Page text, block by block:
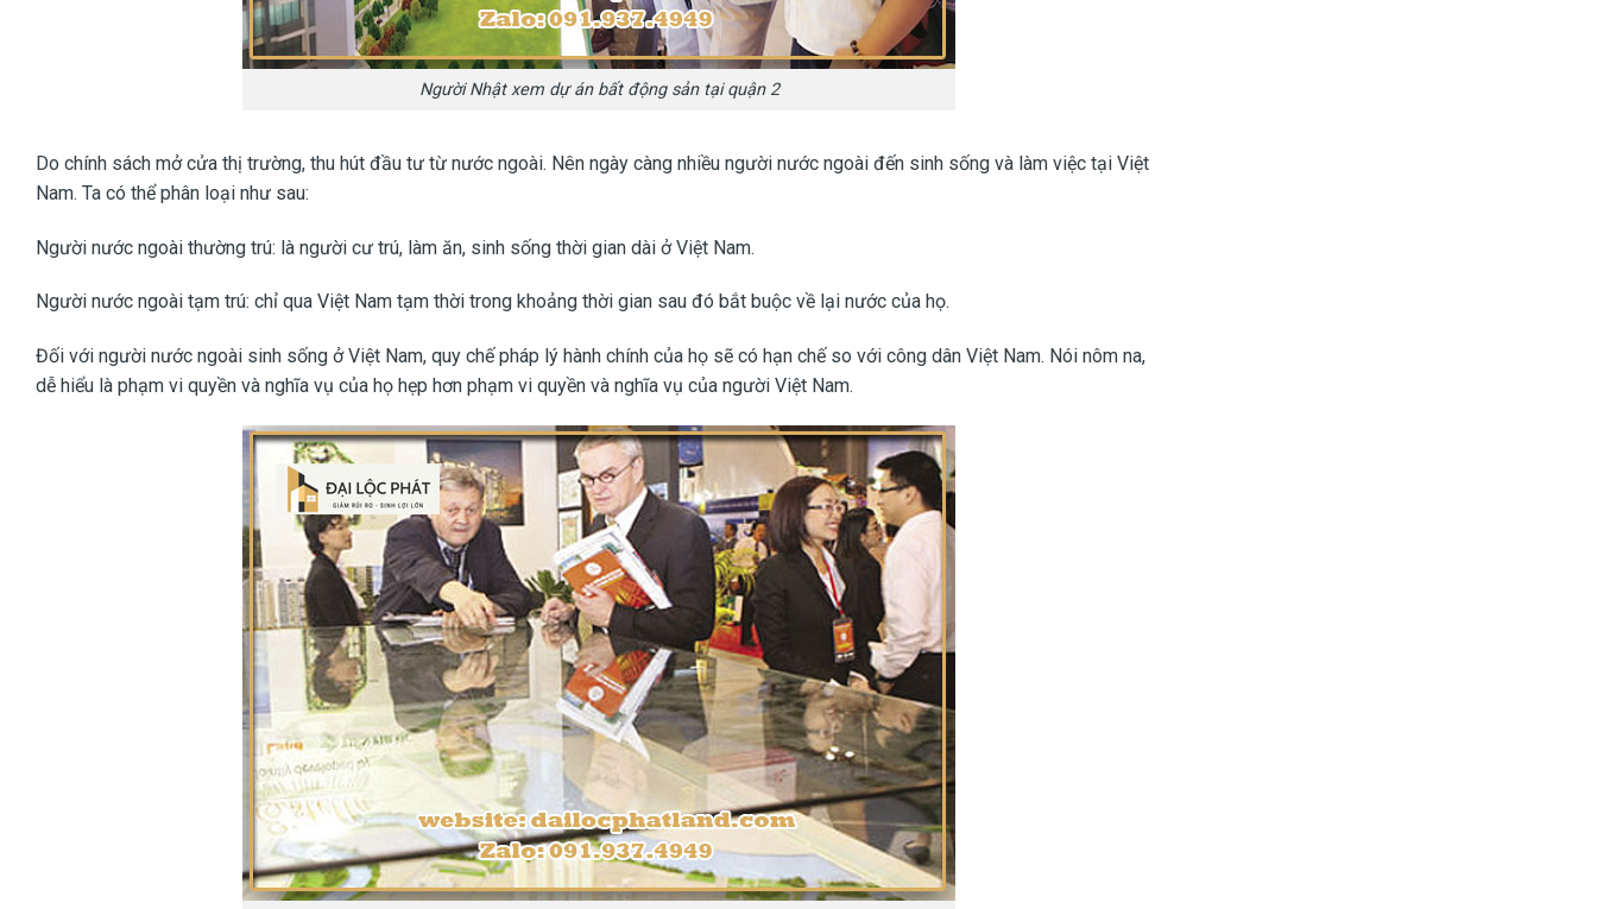
Người Nhật xem dự án bất động sản tại quận 2
Do chính sách mở cửa thị trường, thu hút đầu tư từ nước ngoài. Nên ngày càng nhiều người nước ngoài đến sinh sống và làm việc tại Việt
Nam. Ta có thể phân loại như sau:
Người nước ngoài thường trú: là người cư trú, làm ăn, sinh sống thời gian dài ở Việt Nam.
Người nước ngoài tạm trú: chỉ qua Việt Nam tạm thời trong khoảng thời gian sau đó bắt buộc về lại nước của họ.
Đối với người nước ngoài sinh sống ở Việt Nam, quy chế pháp lý hành chính của họ sẽ có hạn chế so với công dân Việt Nam. Nói nôm na,
dễ hiểu là phạm vi quyền và nghĩa vụ của họ hẹp hơn phạm vi quyền và nghĩa vụ của người Việt Nam.